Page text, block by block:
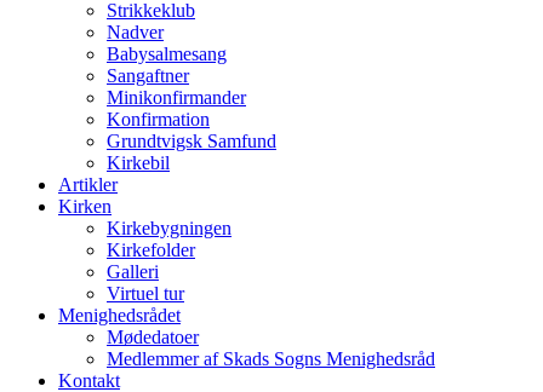
Strikkeklub
Nadver
Babysalmesang
Sangaftner
Minikonfirmander
Konfirmation
Grundtvigsk Samfund
Kirkebil
Artikler
Kirken
Kirkebygningen
Kirkefolder
Galleri
Virtuel tur
Menighedsrådet
Mødedatoer
Medlemmer af Skads Sogns Menighedsråd
Kontakt